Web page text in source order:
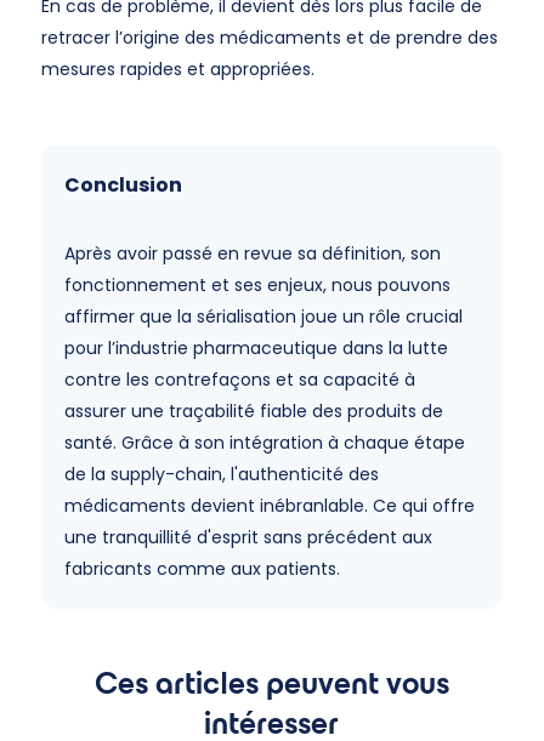
En cas de problème, il devient dès lors plus facile de
retracer l’origine des médicaments et de prendre des
mesures rapides et appropriées.
Conclusion
Après avoir passé en revue sa définition, son
fonctionnement et ses enjeux, nous pouvons
affirmer que la sérialisation joue un rôle crucial
pour l’industrie pharmaceutique dans la lutte
contre les contrefaçons et sa capacité à
assurer une traçabilité fiable des produits de
santé. Grâce à son intégration à chaque étape
de la supply-chain, l'authenticité des
médicaments devient inébranlable. Ce qui offre
une tranquillité d'esprit sans précédent aux
fabricants comme aux patients.
Ces articles peuvent vous
intéresser